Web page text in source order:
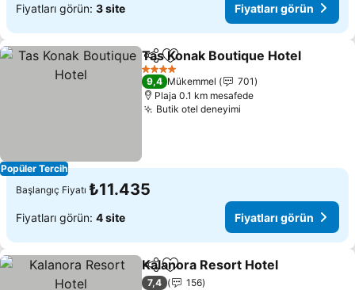
Fiyatları görün: 3 site Fiyatları görün
Popüler Tercih
PaylaşFavorilerime ekle
Tas Konak Boutique Hotel
4 Yıldız
9,4 Mükemmel
701
Plaja 0.1 km mesafede
Butik otel deneyimi
Başlangıç Fiyatı ₺11.435
Fiyatları görün: 4 site Fiyatları görün
PaylaşFavorilerime ekle
Kalanora Resort Hotel
7,4 156